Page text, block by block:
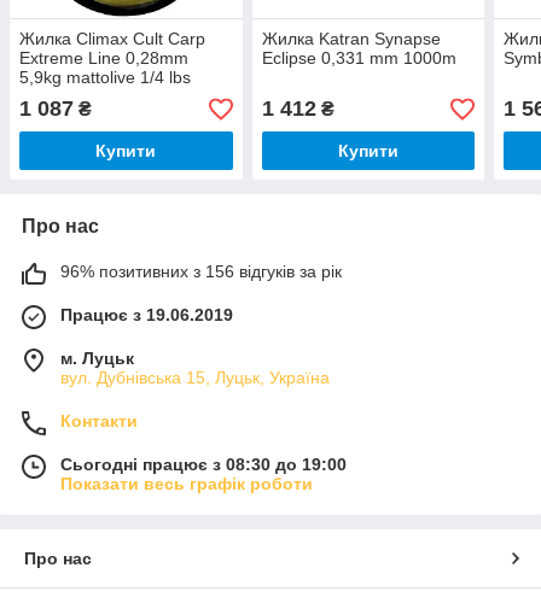
Жилка Climax Сult Carp
Extreme Line 0,28mm
5,9kg mattolive 1/4 lbs
(1000m)
1 087 ₴
Купити
Жилка Katran Synapse
Eclipse 0,331 mm 1000m
1 412₴
Купити
1
Про нас
96% позитивних з 156 відгуків за рік
Працює з 19.06.2019
м. Луцьк
вул. Дубнівська 15, Луцьк, Україна
Контакти
Сьогодні працює з 08:30 до 19:00
Показати весь графік роботи
Про нас